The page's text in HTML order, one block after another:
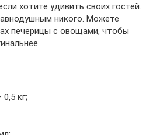
хотите удивить своих гостей.
никого. Можете
печерицы с овощами, чтобы
кг;